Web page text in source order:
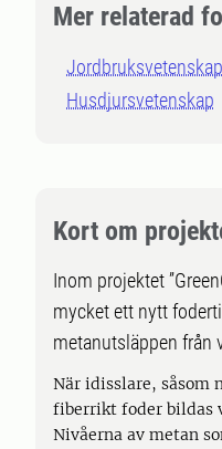
Mer relaterad
Jordbruksvetenskap
Husdjursvetenskap
Kort om
Inom projektet
mycket ett nytt
metanutsläppen från
När idisslare, såsom
fiberrikt foder bildas
Nivåerna av metan